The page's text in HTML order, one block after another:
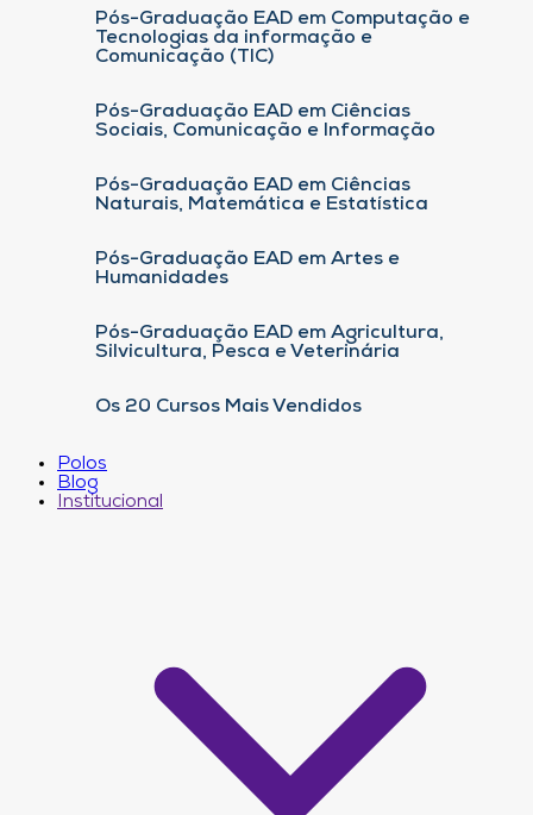
Pós-Graduação EAD em Computação e
Tecnologias da informação e
Comunicação (TIC)
Pós-Graduação EAD em Ciências
Sociais, Comunicação e Informação
Pós-Graduação EAD em Ciências
Naturais, Matemática e Estatística
Pós-Graduação EAD em Artes e
Humanidades
Pós-Graduação EAD em Agricultura,
Silvicultura, Pesca e Veterinária
Os 20 Cursos Mais Vendidos
Polos
Blog
Institucional